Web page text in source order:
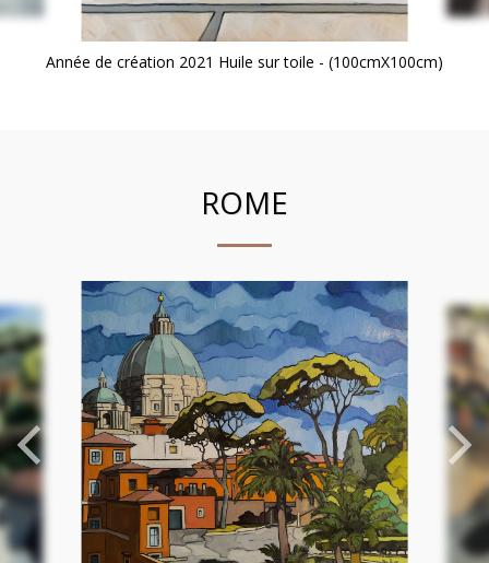
Année de création 2021 Huile sur toile - (100cmX100cm)
ROME